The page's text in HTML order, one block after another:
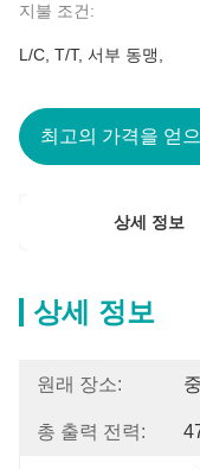
지불 조건:
L/C, T/T, 서부 동맹,
최고의 가격을 얻으
상세 정보
상세 정보
원래 장소:
총 출력 전력: